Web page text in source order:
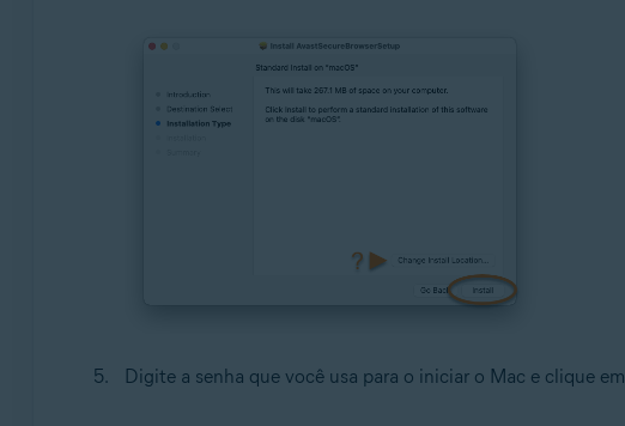
Digite a senha que você usa para o iniciar o Mac e clique em